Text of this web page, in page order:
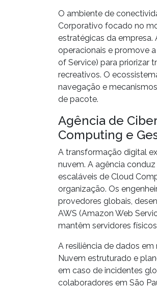
O ambiente de
Corporativo focado no
estratégicas da empresa.
operacionais e promove a
of Service) para priorizar
recreativos. O
navegação e
de pacote.
Agência de
Computing e
A transformação digital
nuvem. A agência
escaláveis de Cloud
organização. Os
provedores globais,
AWS (Amazon Web
mantêm servidores
A resiliência de dados
Nuvem estruturado e
em caso de incidentes
colaboradores em São